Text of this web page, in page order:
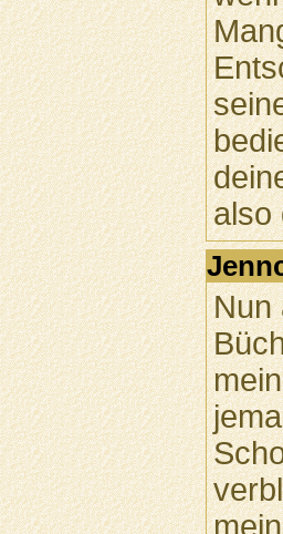
also
Nun